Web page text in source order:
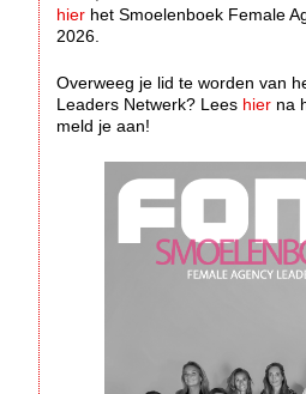
hier het Smoelenboek Female
2026.
Overweeg je lid te worden van
Leaders Netwerk? Lees hier na
meld je aan!